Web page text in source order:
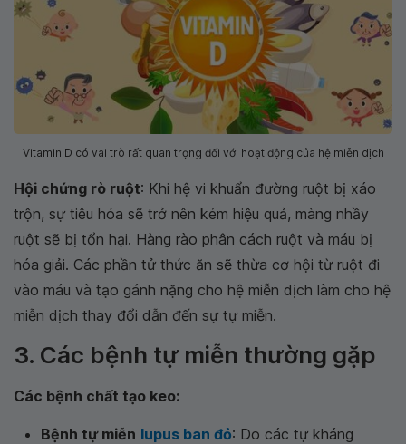
Vitamin D có vai trò rất quan trọng đối với hoạt động của hệ miễn dịch
Hội chứng rò ruột: Khi hệ vi khuẩn đường ruột bị xáo
trộn, sự tiêu hóa sẽ trở nên kém hiệu quả, màng nhầy
ruột sẽ bị tổn hại. Hàng rào phân cách ruột và máu bị
hóa giải. Các phần tử thức ăn sẽ thừa cơ hội từ ruột đi
vào máu và tạo gánh nặng cho hệ miễn dịch làm cho hệ
miễn dịch thay đổi dẫn đến sự tự miễn.
3. Các bệnh tự miễn thường gặp
Các bệnh chất tạo keo:
Bệnh tự miễn lupus ban đỏ: Do các tự kháng